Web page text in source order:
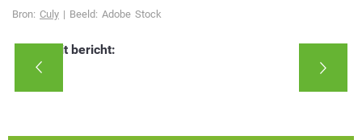
Bron: Culy | Beeld: Adobe Stock
Deel dit bericht: